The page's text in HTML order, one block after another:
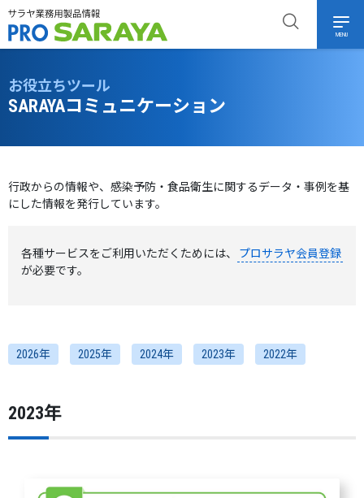
MENU
お役立ちツール
SARAYAコミュニケーション
行政からの情報や、感染予防・食品衛生に関するデータ・事例を基
にした情報を発行しています。
各種サービスをご利用いただくためには、
プロサラヤ会員登録
が必要です。
2026年 2025年 2024年 2023年 2022年
2023年